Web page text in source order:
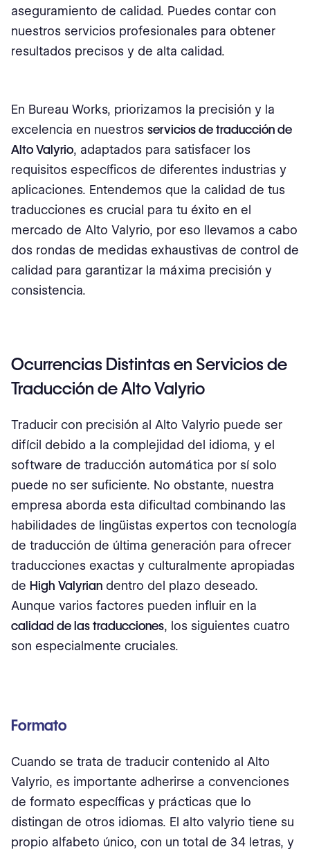
aseguramiento de calidad. Puedes contar con
nuestros servicios profesionales para obtener
resultados precisos y de alta calidad.
En Bureau Works, priorizamos la precisión y la
excelencia en nuestros servicios de traducción de
Alto Valyrio, adaptados para satisfacer los
requisitos específicos de diferentes industrias y
aplicaciones. Entendemos que la calidad de tus
traducciones es crucial para tu éxito en el
mercado de Alto Valyrio, por eso llevamos a cabo
dos rondas de medidas exhaustivas de control de
calidad para garantizar la máxima precisión y
consistencia.
Ocurrencias Distintas en Servicios de
Traducción de Alto Valyrio
Traducir con precisión al Alto Valyrio puede ser
difícil debido a la complejidad del idioma, y el
software de traducción automática por sí solo
puede no ser suficiente. No obstante, nuestra
empresa aborda esta dificultad combinando las
habilidades de lingüistas expertos con tecnología
de traducción de última generación para ofrecer
traducciones exactas y culturalmente apropiadas
de High Valyrian dentro del plazo deseado.
Aunque varios factores pueden influir en la
calidad de las traducciones, los siguientes cuatro
son especialmente cruciales.
Formato
Cuando se trata de traducir contenido al Alto
Valyrio, es importante adherirse a convenciones
de formato específicas y prácticas que lo
distingan de otros idiomas. El alto valyrio tiene su
propio alfabeto único, con un total de 34 letras, y